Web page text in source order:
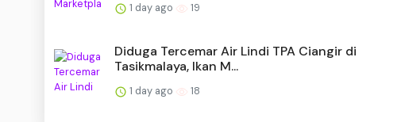
1 day ago 19
Diduga Tercemar Air Lindi TPA Ciangir di
Tasikmalaya, Ikan M...
1 day ago 18